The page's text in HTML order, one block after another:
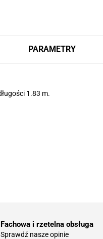
PARAMETRY
1.83 m.
Fachowa i rzetelna obsługa
Sprawdź nasze opinie